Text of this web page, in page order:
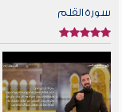
سورة القلم